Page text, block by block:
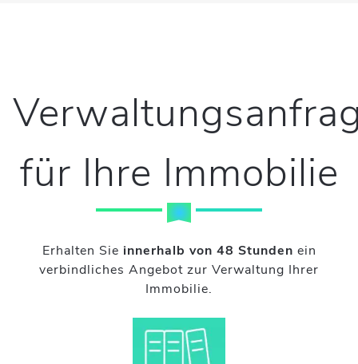
für Ihre Immobilie
Erhalten Sie innerhalb von 48 Stunden ein
verbindliches Angebot zur Verwaltung Ihrer
Immobilie.